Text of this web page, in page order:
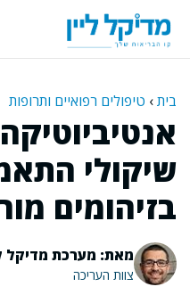
לתוכן
בית› טיפולים רפואיים ותרופות
שיקולי
בזיהומים
מאת: מערכת מדיקל
צוות העריכה